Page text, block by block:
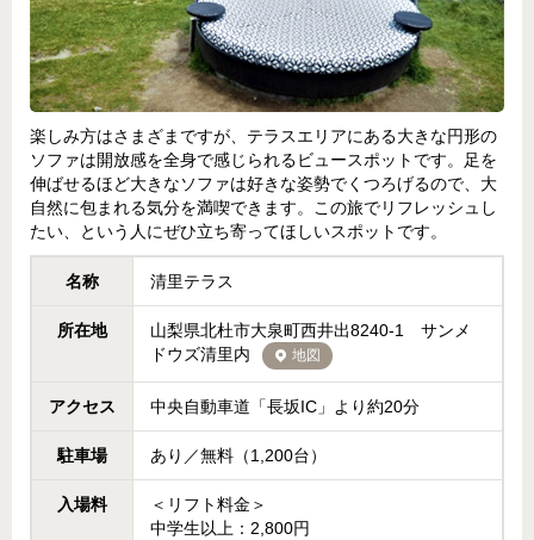
楽しみ方はさまざまですが、テラスエリアにある大きな円形の
ソファは開放感を全身で感じられるビュースポットです。足を
伸ばせるほど大きなソファは好きな姿勢でくつろげるので、大
自然に包まれる気分を満喫できます。この旅でリフレッシュし
たい、という人にぜひ立ち寄ってほしいスポットです。
名称 清里テラス
所在地
山梨県北杜市大泉町西井出8240-1 サンメ
ドウズ清里内
地図
アクセス 中央自動車道「長坂IC」より約20分
駐車場 あり／無料（1,200台）
入場料
＜リフト料金＞
中学生以上：2,800円